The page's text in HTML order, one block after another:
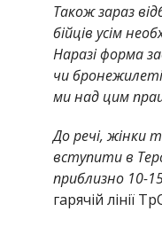
Також зараз
бійців усім
Наразі форма
чи
ми над цим
До речі, жінки
вступити в
приблизно 10-
гарячій лінії